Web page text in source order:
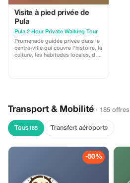
Visite à pied privée de
Pula
Pula 2 Hour Private Walking Tour
Promenade guidée privée dans le
centre-ville qui couvre l'histoire, la
culture, les habitudes locales, des
termine devant l'Arène.
Transport & Mobilité · 185 offres
Tous185 Transfert aéroport9
-50%